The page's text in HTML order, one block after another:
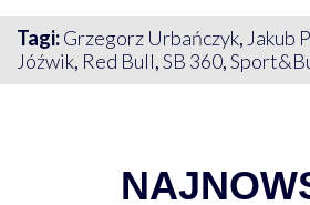
Tagi:Grzegorz Urbańczyk, Jakub
Jóźwik, Red Bull,SB 360,